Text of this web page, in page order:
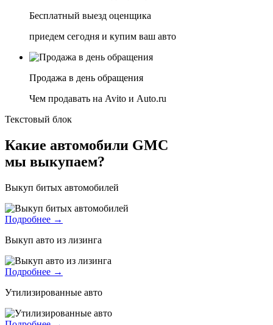
Бесплатный выезд оценщика
приедем сегодня и купим ваш авто
Продажа в день обращения
Чем продавать на Avito и Auto.ru
Текстовый блок
Какие автомобили GMC
мы выкупаем?
Выкуп битых автомобилей
Подробнее →
Выкуп авто из лизинга
Подробнее →
Утилизированные авто